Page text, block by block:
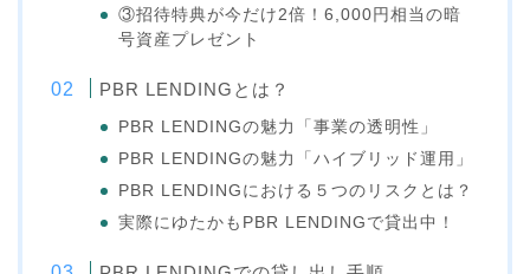
③招待特典が今だけ2倍！6,000円相当の暗
号資産プレゼント
PBR LENDINGとは？
PBR LENDINGの魅力「事業の透明性」
PBR LENDINGの魅力「ハイブリッド運用」
PBR LENDINGにおける５つのリスクとは？
実際にゆたかもPBR LENDINGで貸出中！